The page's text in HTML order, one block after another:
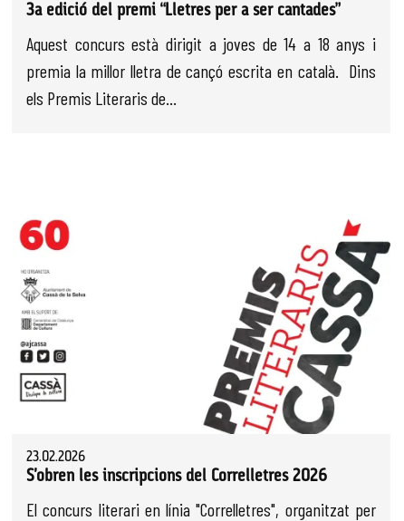
3a edició del premi “Lletres per a ser cantades”
Aquest concurs està dirigit a joves de 14 a 18 anys i
premia la millor lletra de cançó escrita en català. Dins
els Premis Literaris de...
23.02.2026
S'obren les inscripcions del Correlletres 2026
El concurs literari en línia "Correlletres", organitzat per